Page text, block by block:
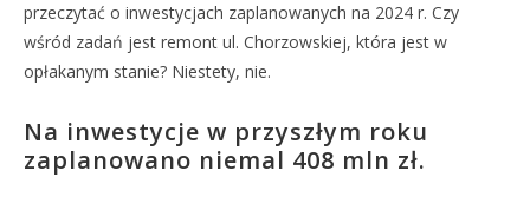
przeczytać o inwestycjach zaplanowanych na 2024 r. Czy
wśród zadań jest remont ul. Chorzowskiej, która jest w
opłakanym stanie? Niestety, nie.
Na inwestycje w przyszłym roku
zaplanowano niemal 408 mln zł.